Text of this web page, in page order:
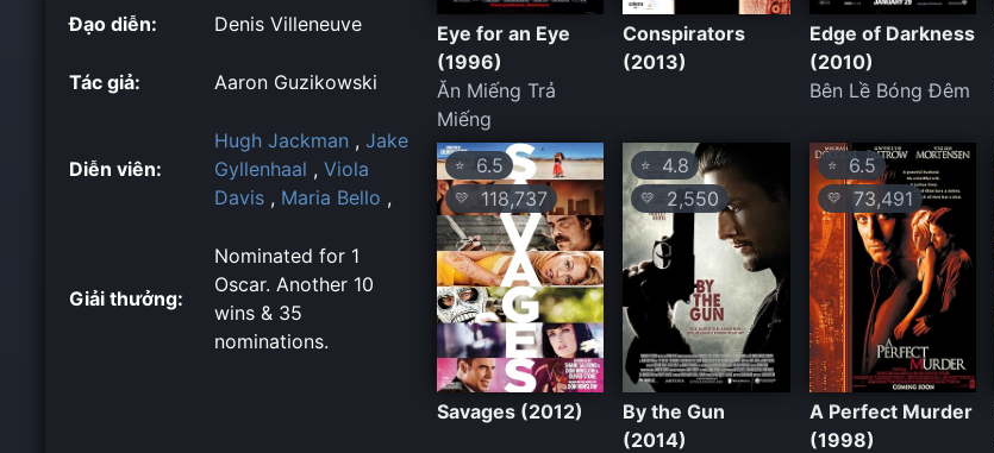
Đạo diễn: Denis Villeneuve
Tác giả: Aaron Guzikowski
Diễn viên:
Hugh Jackman , Jake
Gyllenhaal , Viola
Davis , Maria Bello ,
Giải thưởng:
Nominated for 1
Oscar. Another 10
wins & 35
nominations.
Eye for an Eye
(1996)
Ăn Miếng Trả
Miếng
Conspirators
(2013)
Edge of Darkness
(2010)
Bên Lề Bóng Đêm
⭐ 6.5
💛 118,737
Savages (2012)
⭐ 4.8
💛 2,550
By the Gun
(2014)
⭐6.5
💛 73,491
A Perfect Murder
(1998)